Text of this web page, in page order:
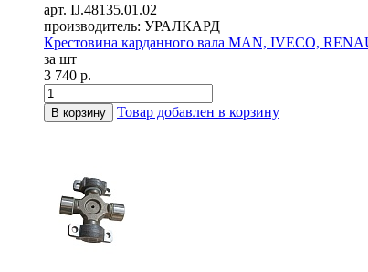
арт. IJ.48135.01.02
производитель: УРАЛКАРД
Крестовина карданного вала MAN, IVECO,
за шт
3 740 р.
В корзину Товар добавлен в корзину